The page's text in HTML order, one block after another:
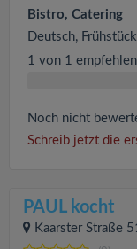
Bistro, Catering
Deutsch,
1 von 1
Noch nicht
Schreib jetzt die
PAUL kocht
Kaarster Straße